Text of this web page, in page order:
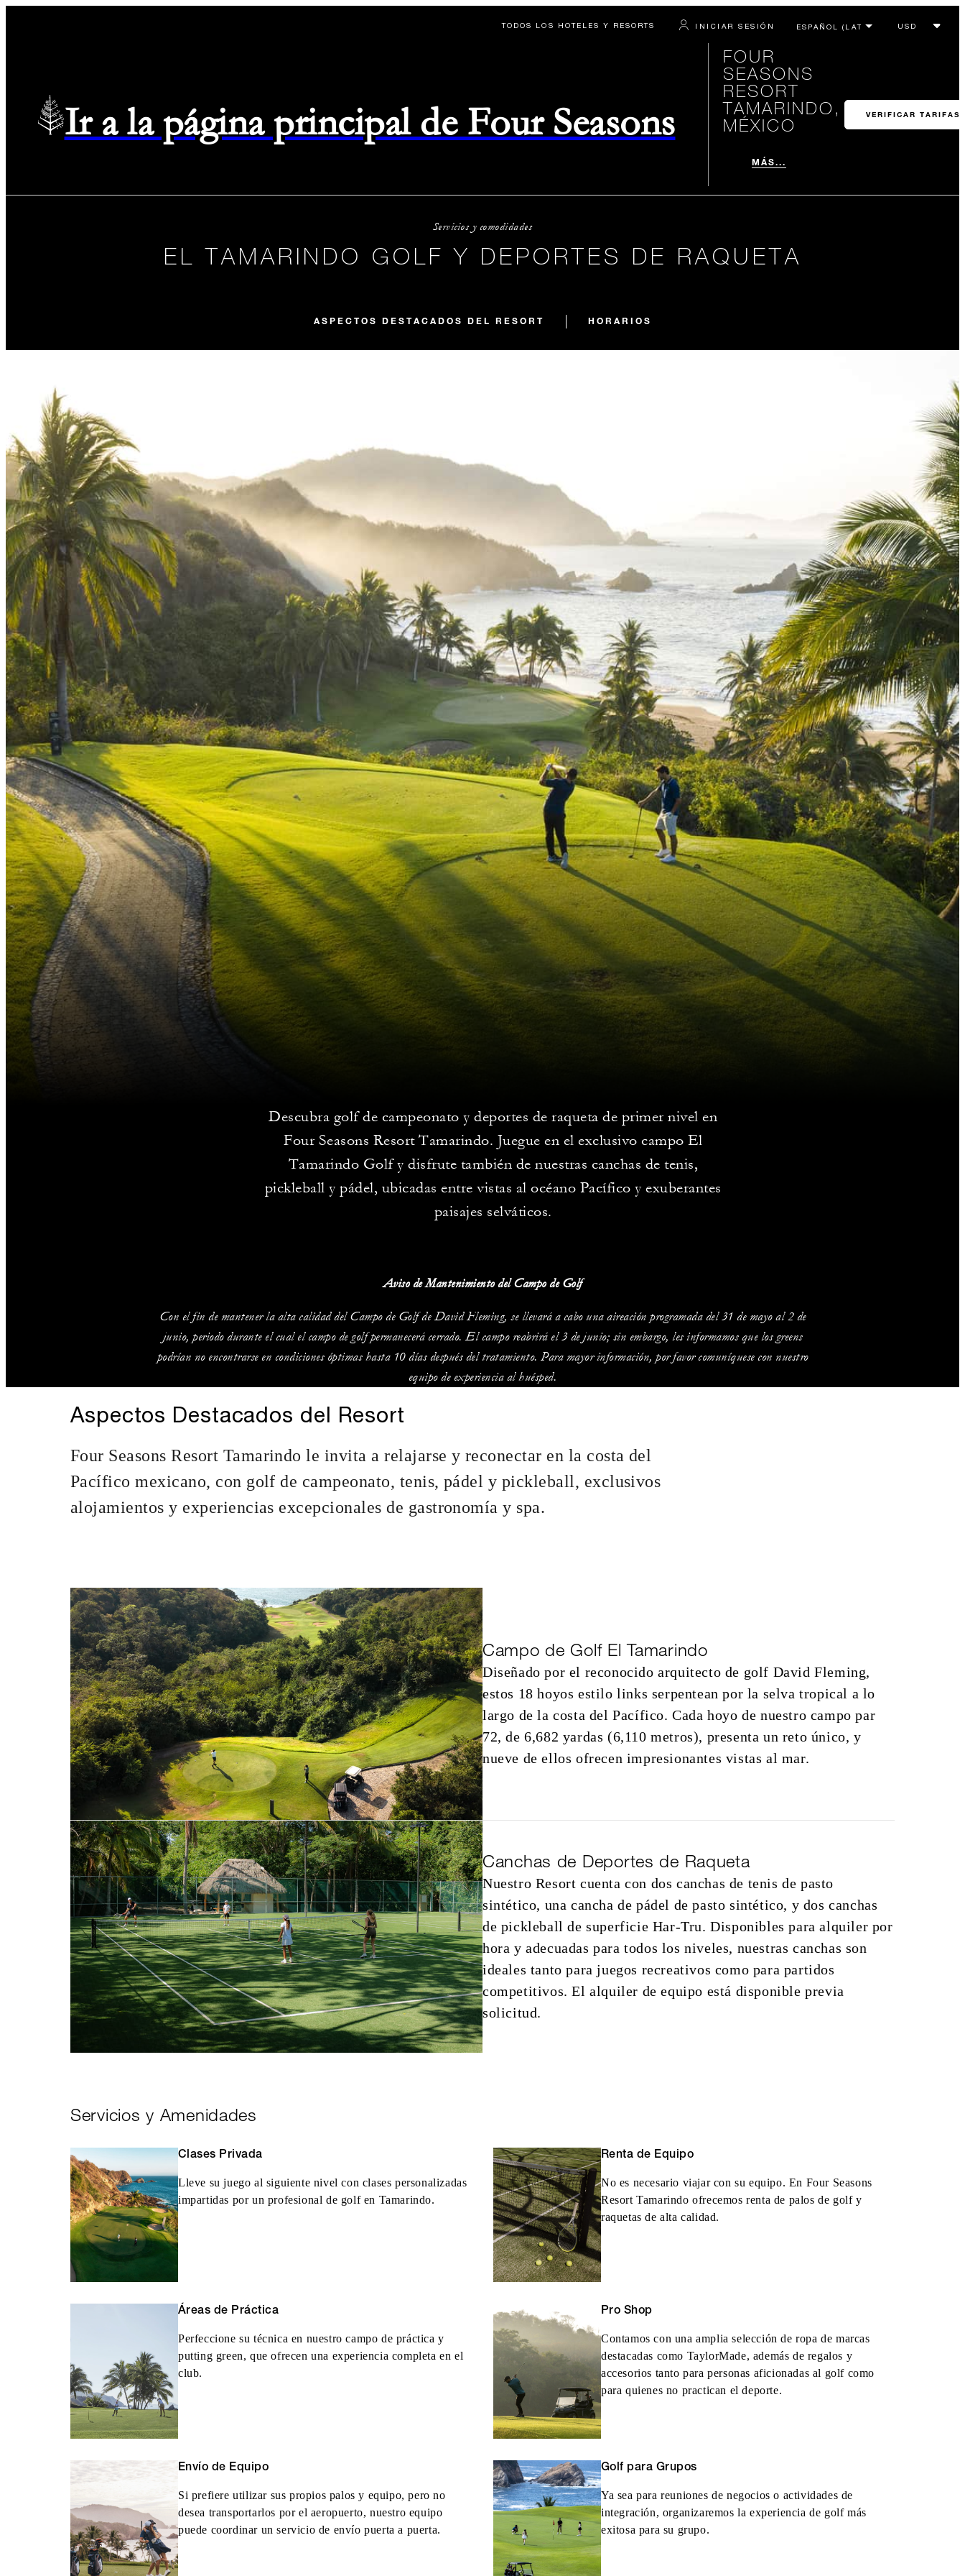
TODOS LOS HOTELES Y RESORTS INICIAR SESIÓN
Ir a la página principal de Four Seasons
FOUR
SEASONS
RESORT
TAMARINDO,
MÉXICO
MÁS...
VERIFICAR TARIFAS
Servicios y comodidades
EL TAMARINDO GOLF Y DEPORTES DE RAQUETA
ASPECTOS DESTACADOS DEL RESORT HORARIOS
Descubra golf de campeonato y deportes de raqueta de primer nivel en
Four Seasons Resort Tamarindo. Juegue en el exclusivo campo El
Tamarindo Golf y disfrute también de nuestras canchas de tenis,
pickleball y pádel, ubicadas entre vistas al océano Pacífico y exuberantes
paisajes selváticos.
Aviso de Mantenimiento del Campo de Golf
Con el fin de mantener la alta calidad del Campo de Golf de David Fleming, se llevará a cabo una aireación programada del 31 de mayo al 2 de
junio, periodo durante el cual el campo de golf permanecerá cerrado. El campo reabrirá el 3 de junio; sin embargo, les informamos que los greens
podrían no encontrarse en condiciones óptimas hasta 10 días después del tratamiento. Para mayor información, por favor comuníquese con nuestro
equipo de experiencia al huésped.
Aspectos Destacados del Resort
Four Seasons Resort Tamarindo le invita a relajarse y reconectar en la costa del
Pacífico mexicano, con golf de campeonato, tenis, pádel y pickleball, exclusivos
alojamientos y experiencias excepcionales de gastronomía y spa.
Campo de Golf El Tamarindo
Diseñado por el reconocido arquitecto de golf David Fleming,
estos 18 hoyos estilo links serpentean por la selva tropical a lo
largo de la costa del Pacífico. Cada hoyo de nuestro campo par
72, de 6,682 yardas (6,110 metros), presenta un reto único, y
nueve de ellos ofrecen impresionantes vistas al mar.
Canchas de Deportes de Raqueta
Nuestro Resort cuenta con dos canchas de tenis de pasto
sintético, una cancha de pádel de pasto sintético, y dos canchas
de pickleball de superficie Har-Tru. Disponibles para alquiler por
hora y adecuadas para todos los niveles, nuestras canchas son
ideales tanto para juegos recreativos como para partidos
competitivos. El alquiler de equipo está disponible previa
solicitud.
Servicios y Amenidades
Clases Privada
Lleve su juego al siguiente nivel con clases personalizadas
impartidas por un profesional de golf en Tamarindo.
Renta de Equipo
No es necesario viajar con su equipo. En Four Seasons
Resort Tamarindo ofrecemos renta de palos de golf y
raquetas de alta calidad.
Áreas de Práctica
Perfeccione su técnica en nuestro campo de práctica y
putting green, que ofrecen una experiencia completa en el
club.
Pro Shop
Contamos con una amplia selección de ropa de marcas
destacadas como TaylorMade, además de regalos y
accesorios tanto para personas aficionadas al golf como
para quienes no practican el deporte.
Envío de Equipo
Si prefiere utilizar sus propios palos y equipo, pero no
desea transportarlos por el aeropuerto, nuestro equipo
puede coordinar un servicio de envío puerta a puerta.
Golf para Grupos
Ya sea para reuniones de negocios o actividades de
integración, organizaremos la experiencia de golf más
exitosa para su grupo.